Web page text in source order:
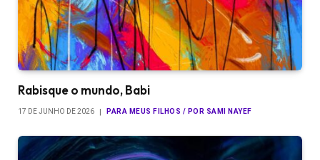
Rabisque o mundo, Babi
17 DE JUNHO DE 2026 PARA MEUS FILHOS / POR SAMI NAYEF